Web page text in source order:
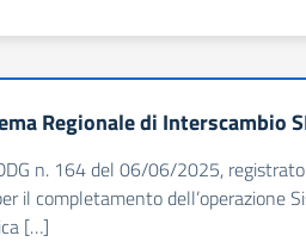
Regionale di Interscambio
n. 164 del 06/06/2025,
il completamento dell’operazione
[…]